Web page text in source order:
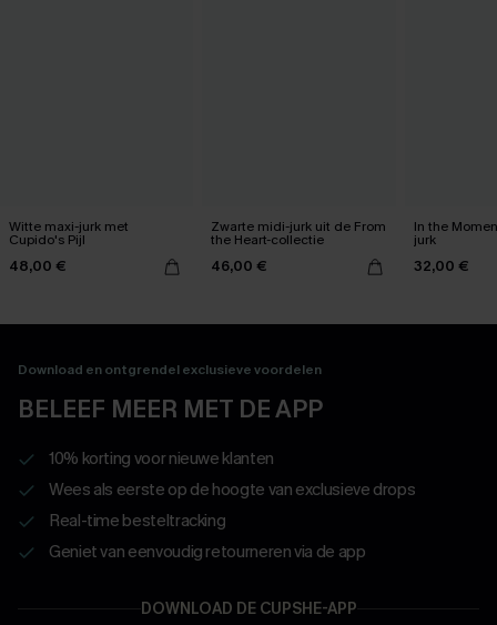
Witte maxi-jurk met
Cupido's Pijl
48,00 €
Zwarte midi-jurk uit de From
the Heart-collectie
46,00 €
In the
jurk
32,00 €
Download en ontgrendel exclusieve voordelen
BELEEF MEER MET DE APP
10% korting voor nieuwe klanten
Wees als eerste op de hoogte van exclusieve drops
Real-time besteltracking
Geniet van eenvoudig retourneren via de app
DOWNLOAD DE CUPSHE-APP